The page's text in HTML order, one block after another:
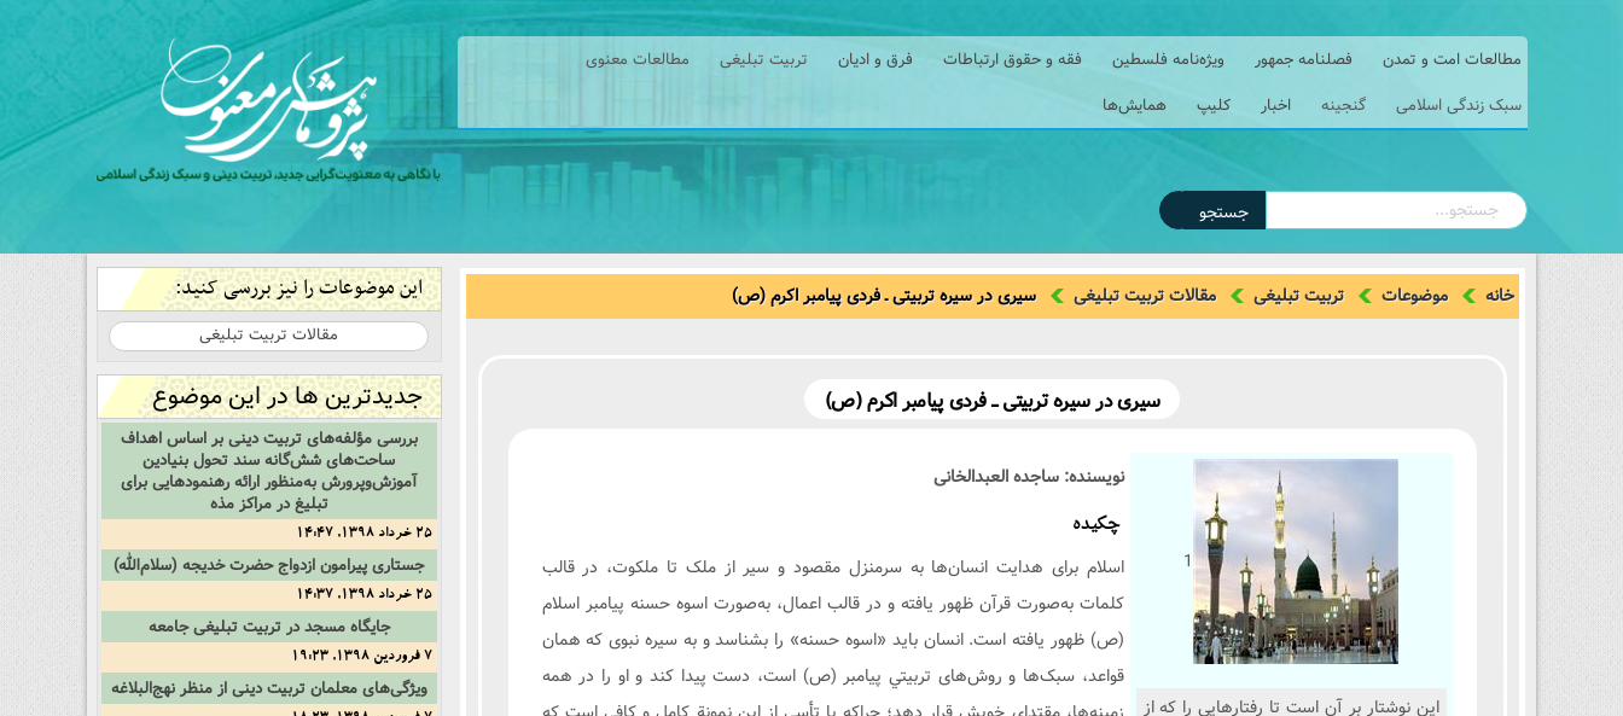
مطالعات امت و تمدن فصلنامه جمهور ویژه‌نامه فلسطین فقه و حقوق ارتباطات فرق و ادیان تربیت تبلیغی
مطالعات معنوی
سبک زندگی اسلامی
گنجینه اخبار کلیپ همایش‌ها
جستجو
خانه موضوعات تربیت تبلیغی مقالات تربیت تبلیغی سیری در سیر‌ه تربیتی ـ فردی پیامبر اکرم (ص)
سیری در سیر‌ه تربیتی ـ فردی پیامبر اکرم (ص)
1
اين نوشتار بر آن است تا رفتارهايي را که از
نویسنده: ساجده العبدالخانی
چکيده
اسلام برای هدایت انسان‌ها به سرمنزل مقصود و سیر از ملک تا ملکوت، در قالب
کلمات به‌صورت قرآن ظهور یافته و در قالب اعمال، به‌صورت اسوه حسنه پیامبر اسلام
(ص) ظهور یافته است. انسان باید «اسوه حسنه» را بشناسد و به سیره نبوی که همان
قواعد، سبک‌ها و روش‌های تربيتي پيامبر (ص) است، دست پیدا کند و او را در همه
این موضوعات را نیز بررسی کنید:
مقالات تربیت تبلیغی
جدیدترین ها در این موضوع
بررسی مؤلفه‌های تربیت دینی بر اساس اهداف
ساحت‌‌های شش‌گانه سند تحول بنیادین
آموزش‌وپرورش به‌منظور ارائه رهنمودهایی برای
تبلیغ در مراکز مذه
25 خرداد 1398, 14:47
جستاری پیرامون ازدواج حضرت خديجه (سلام‌الله)
25 خرداد 1398, 14:37
جایگاه مسجد در تربیت تبلیغی جامعه
7 فروردین 1398, 19:23
ویژگی‌‌های معلمان تربیت دینی از منظر نهج‌البلاغه